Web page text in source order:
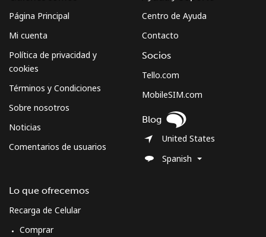
Página Principal
Mi cuenta
Política de privacidad y
cookies
Términos y Condiciones
Sobre nosotros
Noticias
Comentarios de usuarios
Lo que ofrecemos
Recarga de Celular
Comprar
Centro de Ayuda
Contacto
Socios
Tello.com
MobileSIM.com
Blog
United States
Spanish